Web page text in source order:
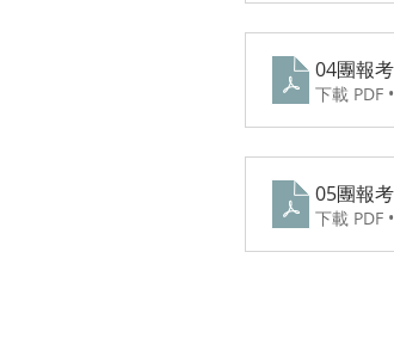
04團報
下載 PDF
05團報
下載 PDF